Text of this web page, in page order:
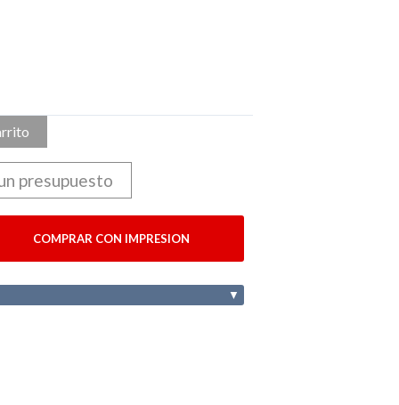
presupuesto
COMPRAR CON IMPRESION
▼